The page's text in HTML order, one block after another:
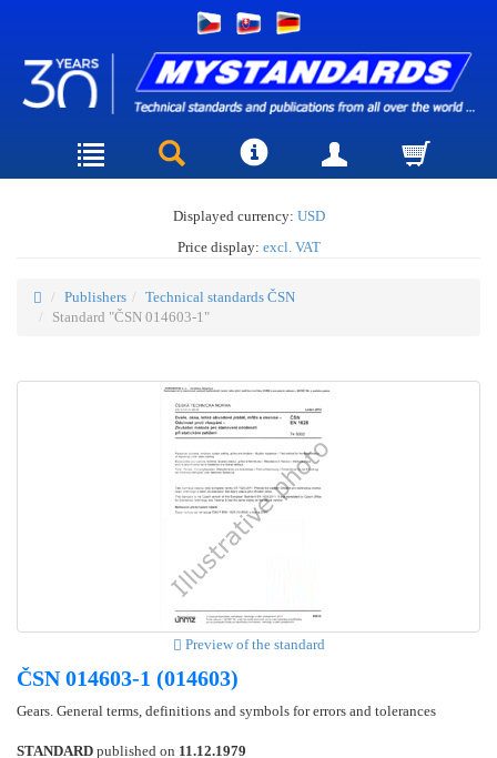
Displayed currency: USD
Price display: excl. VAT
Publishers
Technical standards ČSN
Standard "ČSN 014603-1"
Preview of the standard
ČSN 014603-1 (014603)
Gears. General terms, definitions and symbols for errors and tolerances
STANDARD published on 11.12.1979